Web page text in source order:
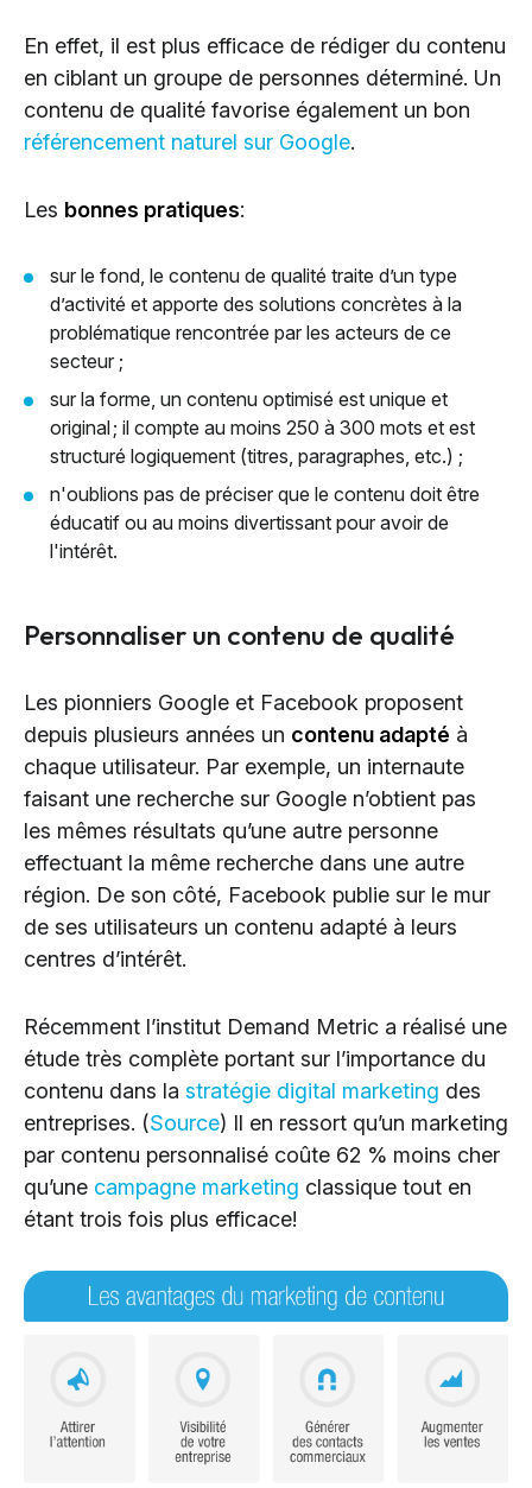
En effet, il est plus efficace de rédiger du contenu
en ciblant un groupe de personnes déterminé. Un
contenu de qualité favorise également un bon
référencement naturel sur Google.
Les bonnes pratiques:
sur le fond, le contenu de qualité traite d’un type
d’activité et apporte des solutions concrètes à la
problématique rencontrée par les acteurs de ce
secteur ;
sur la forme, un contenu optimisé est unique et
original ; il compte au moins 250 à 300 mots et est
structuré logiquement (titres, paragraphes, etc.) ;
n'oublions pas de préciser que le contenu doit être
éducatif ou au moins divertissant pour avoir de
l'intérêt.
Personnaliser un contenu de qualité
Les pionniers Google et Facebook proposent
depuis plusieurs années un contenu adapté à
chaque utilisateur. Par exemple, un internaute
faisant une recherche sur Google n’obtient pas
les mêmes résultats qu’une autre personne
effectuant la même recherche dans une autre
région. De son côté, Facebook publie sur le mur
de ses utilisateurs un contenu adapté à leurs
centres d’intérêt.
Récemment l’institut Demand Metric a réalisé une
étude très complète portant sur l’importance du
contenu dans la stratégie digital marketing des
entreprises. (Source) Il en ressort qu’un marketing
par contenu personnalisé coûte 62 % moins cher
qu’une campagne marketing classique tout en
étant trois fois plus efficace!